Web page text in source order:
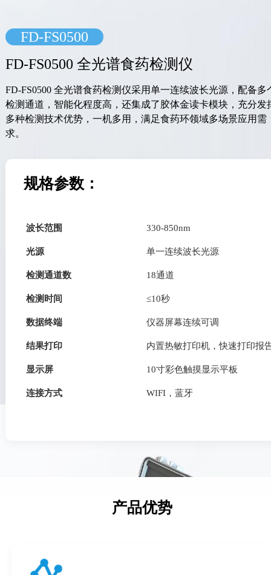
FD-FS0500
FD-FS0500 全光谱食药检测仪
FD-FS0500 全光谱食药检测仪采用单一连续波长光源，配备多
检测通道，智能化程度高，还集成了胶体金读卡模块，充分发
多种检测技术优势，一机多用，满足食药环领域多场景应用需
求。
规格参数：
波长范围 330-850nm
光源 单一连续波长光源
检测通道数 18通道
检测时间 ≤10秒
数据终端 仪器屏幕连续可调
结果打印 内置热敏打印机，快速打印报
显示屏 10寸彩色触摸显示平板
连接方式 WIFI，蓝牙
产品优势